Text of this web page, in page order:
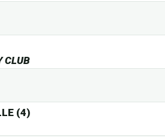
CLUB
(4)